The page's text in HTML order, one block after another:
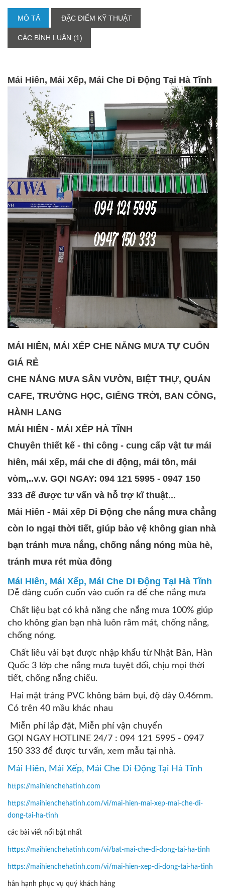
MÔ TẢ ĐẶC ĐIỂM KỸ THUẬT
CÁC BÌNH LUẬN (1)
Mái Hiên, Mái Xếp, Mái Che Di Động Tại Hà Tĩnh
MÁI HIÊN, MÁI XẾP CHE NẮNG MƯA TỰ CUỐN
GIÁ RẺ
CHE NẮNG MƯA SÂN VƯỜN, BIỆT THỰ, QUÁN
CAFE, TRƯỜNG HỌC, GIẾNG TRỜI, BAN CÔNG,
HÀNH LANG
MÁI HIÊN - MÁI XẾP HÀ TĨNH
Chuyên thiết kế - thi công - cung cấp vật tư mái
hiên, mái xếp, mái che di động, mái tôn, mái
vòm,..v.v. GỌI NGAY: 094 121 5995 - 0947 150
333 để được tư vấn và hỗ trợ kĩ thuật...
Mái Hiên - Mái xếp Di Động che nắng mưa chẳng
còn lo ngại thời tiết, giúp bảo vệ không gian nhà
bạn tránh mưa nắng, chống nắng nóng mùa hè,
tránh mưa rét mùa đông
Mái Hiên, Mái Xếp, Mái Che Di Động Tại Hà Tĩnh
Dễ dàng cuốn cuốn vào cuốn ra để che nắng mưa
Chất liệu bạt có khả năng che nắng mưa 100% giúp
cho không gian bạn nhà luôn râm mát, chống nắng,
chống nóng.
Chất liêu vải bạt được nhập khẩu từ Nhật Bản, Hàn
Quốc 3 lớp che nắng mưa tuyệt đối, chịu mọi thời
tiết, chống nắng chiếu.
Hai mặt tráng PVC không bám bụi, độ dày 0.46mm.
Có trên 40 mầu khác nhau
Miễn phí lắp đặt, Miễn phí vận chuyển
GỌI NGAY HOTLINE 24/7 : 094 121 5995 - 0947
150 333 để được tư vấn, xem mẫu tại nhà.
Mái Hiên, Mái Xếp, Mái Che Di Động Tại Hà Tĩnh
https://maihienchehatinh.com
https://maihienchehatinh.com/vi/mai-hien-mai-xep-mai-che-di-
dong-tai-ha-tinh
các bài viết nổi bật nhất
https://maihienchehatinh.com/vi/bat-mai-che-di-dong-tai-ha-tinh
https://maihienchehatinh.com/vi/mai-hien-xep-di-dong-tai-ha-tinh
hân hạnh phục vụ quý khách hàng